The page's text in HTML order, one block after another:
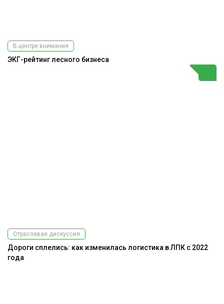
В центре внимания
ЭКГ-рейтинг лесного бизнеса
Отраслевая дискуссия
Дороги сплелись: как изменилась логистика в ЛПК с 2022
года